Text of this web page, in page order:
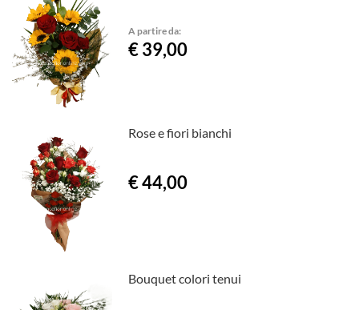
A partire da:
€ 39,00
Rose e fiori bianchi
€ 44,00
Bouquet colori tenui